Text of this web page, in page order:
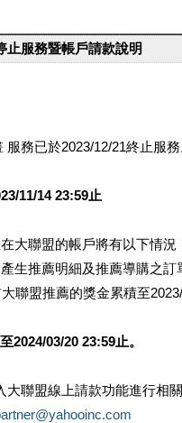
止服務暨帳戶請款說明
務已於2023/12/21終止服務
11/14 23:59止
大聯盟的帳戶將有以下情況
生推薦明細及推薦導購之訂
聯盟推薦的獎金累積至2023/
2024/03/20 23:59止。
聯盟線上請款功能進行相